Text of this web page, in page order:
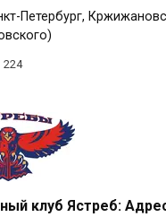
Петербург,
224
клуб Ястреб: